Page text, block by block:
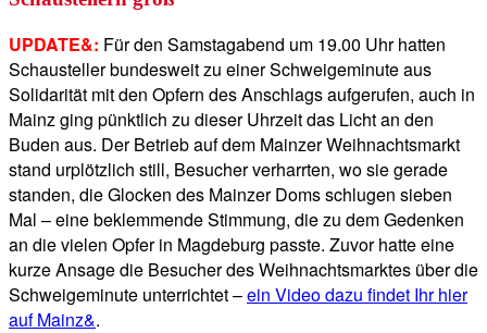
UPDATE&: Für den Samstagabend um 19.00 Uhr hatten
Schausteller bundesweit zu einer Schweigeminute aus
Solidarität mit den Opfern des Anschlags aufgerufen, auch in
Mainz ging pünktlich zu dieser Uhrzeit das Licht an den
Buden aus. Der Betrieb auf dem Mainzer Weihnachtsmarkt
stand urplötzlich still, Besucher verharrten, wo sie gerade
standen, die Glocken des Mainzer Doms schlugen sieben
Mal – eine beklemmende Stimmung, die zu dem Gedenken
an die vielen Opfer in Magdeburg passte. Zuvor hatte eine
kurze Ansage die Besucher des Weihnachtsmarktes über die
Schweigeminute unterrichtet –ein Video dazu findet Ihr hier
auf Mainz&.